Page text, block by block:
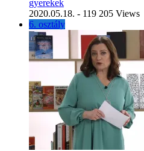
gyerekek
2020.05.18. - 119 205 Views
6. osztály